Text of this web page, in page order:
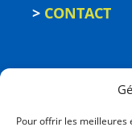
Pour offrir les meilleures
> CONTACT